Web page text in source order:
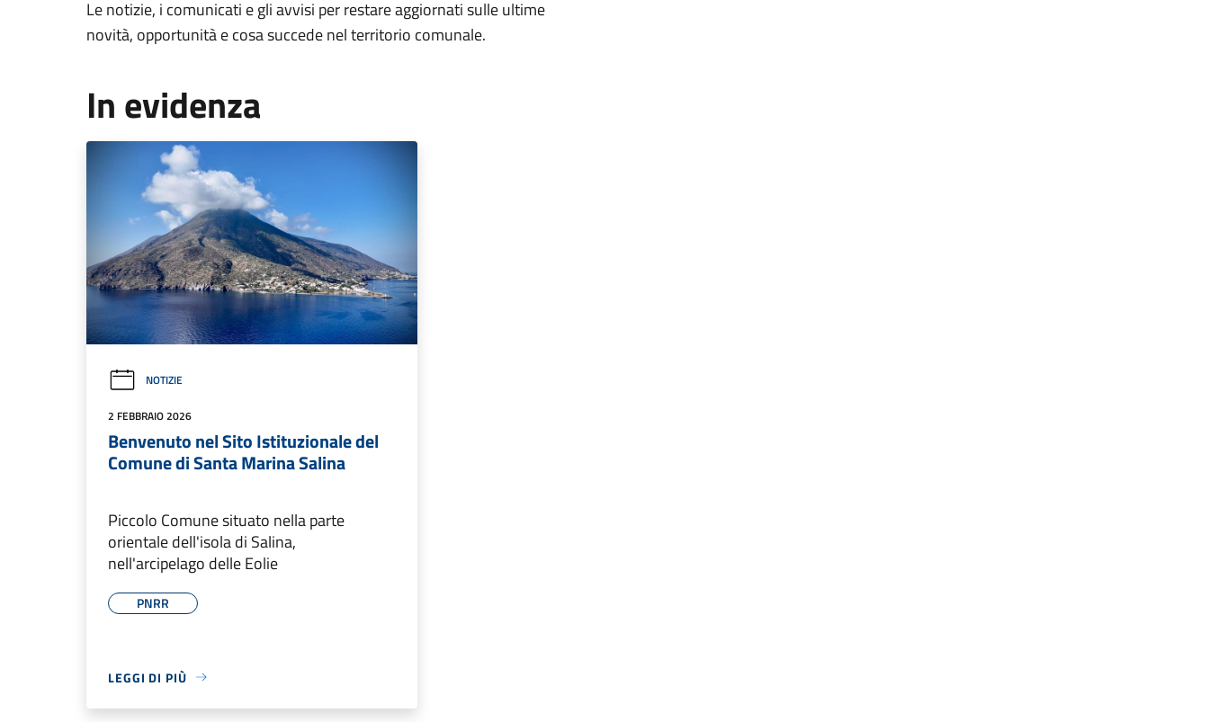
Le notizie, i comunicati e gli avvisi per restare aggiornati sulle ultime
novità, opportunità e cosa succede nel territorio comunale.
In evidenza
NOTIZIE
2 FEBBRAIO 2026
Benvenuto nel Sito Istituzionale del
Comune di Santa Marina Salina
Piccolo Comune situato nella parte
orientale dell'isola di Salina,
nell'arcipelago delle Eolie
PNRR
LEGGI DI PIÙ